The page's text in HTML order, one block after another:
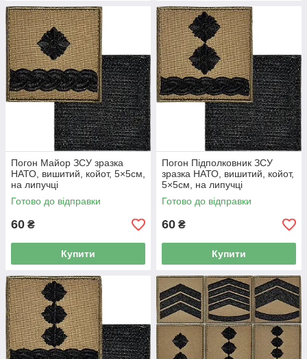
Погон Майор ЗСУ зразка
НАТО, вишитий, койот, 5×5см,
на липучці
Готово до відправки
60 ₴
Купити
Погон Підполковник ЗСУ
зразка НАТО, вишитий, койот,
5×5см, на липучці
Готово до відправки
60 ₴
Купити